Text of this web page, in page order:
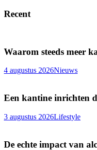
Recent
Waarom steeds meer
4 augustus 2026Nieuws
Een kantine inrichten
3 augustus 2026Lifestyle
De echte impact van